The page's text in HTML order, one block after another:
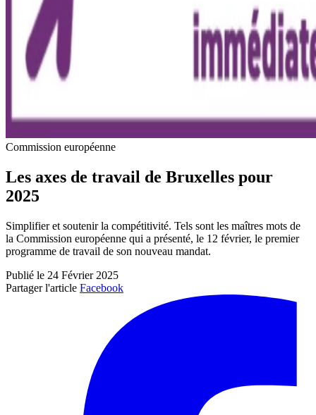
Commission européenne
Les axes de travail de Bruxelles pour
2025
Simplifier et soutenir la compétitivité. Tels sont les maîtres mots de
la Commission européenne qui a présenté, le 12 février, le premier
programme de travail de son nouveau mandat.
Publié le 24 Février 2025
Partager l'article Facebook